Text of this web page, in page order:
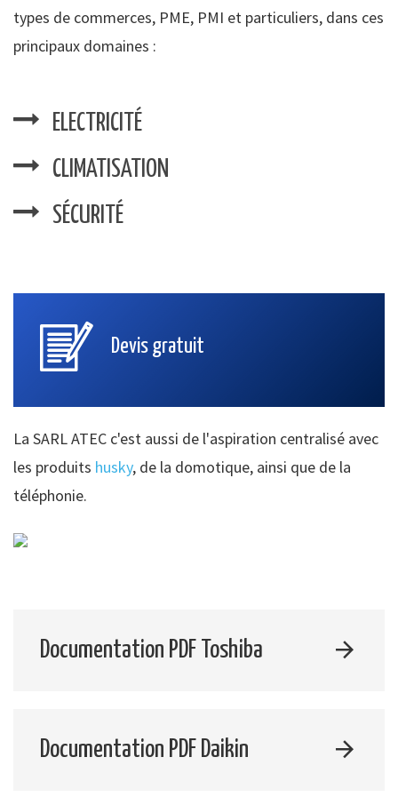
types de commerces, PME, PMI et particuliers, dans ces
principaux domaines :
ELECTRICITÉ
CLIMATISATION
SÉCURITÉ
Devis gratuit
La SARL ATEC c'est aussi de l'aspiration centralisé avec
les produits husky, de la domotique, ainsi que de la
téléphonie.
Documentation PDF Toshiba
Documentation PDF Daikin